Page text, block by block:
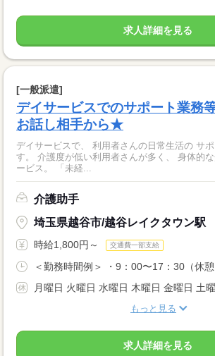
求人詳細を見る
[一般派遣]
デイサービスでのサポート業務
お話し相手から★
デイサービスで、 利用者さんの日常生活の サ
す。 介護度が低い利用者さんが多く、 身体的な介護が少ないデイサ
ービス。 「未経...
介護助手
埼玉県越谷市/越谷レイクタウン駅
時給1,800円～ 交通費一部支給
＜勤務時間例＞ ・9：00〜17：30（休憩
月曜日 火曜日 水曜日 木曜日 金曜日 土
もっと見る
求人詳細を見る